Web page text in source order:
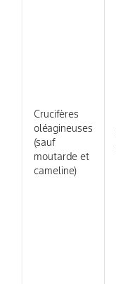
Crucifères
oléagineuses
(sauf
moutarde et
cameline)